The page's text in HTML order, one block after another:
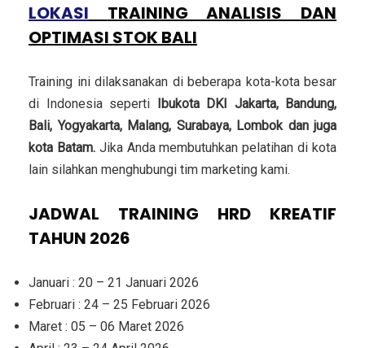
LOKASI
TRAINING ANALISIS DAN
OPTIMASI STOK BALI
Training ini dilaksanakan di beberapa kota-kota besar
di Indonesia seperti Ibukota DKI Jakarta, Bandung,
Bali, Yogyakarta, Malang, Surabaya, Lombok dan juga
kota Batam.Jika Anda membutuhkan pelatihan di kota
lain silahkan menghubungi tim marketing kami.
JADWAL TRAINING HRD KREATIF
TAHUN 2026
Januari : 20 – 21 Januari 2026
Februari : 24 – 25 Februari 2026
Maret : 05 – 06 Maret 2026